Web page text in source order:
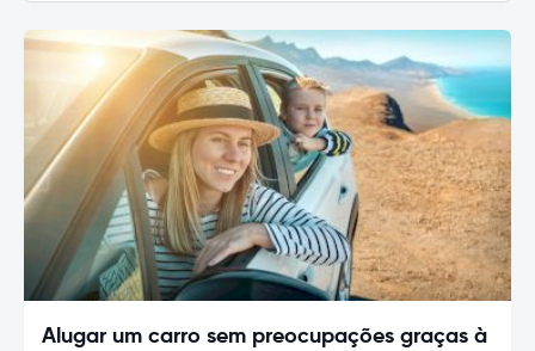
Alugar um carro sem preocupações graças à